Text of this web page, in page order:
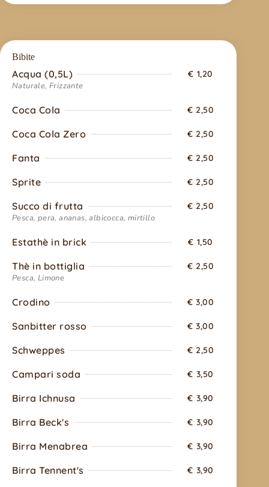
Bibite
Acqua (0,5L)
€ 1,20
Naturale, Frizzante
Coca Cola € 2,50
Coca Cola Zero € 2,50
Fanta € 2,50
Sprite € 2,50
Succo di frutta
€ 2,50
Pesca, pera, ananas, albicocca, mirtillo
Estathè in brick € 1,50
Thè in bottiglia
€ 2,50
Pesca, Limone
Crodino € 3,00
Sanbitter rosso € 3,00
Schweppes € 2,50
Campari soda € 3,50
Birra Ichnusa € 3,90
Birra Beck's € 3,90
Birra Menabrea € 3,90
Birra Tennent's € 3,90